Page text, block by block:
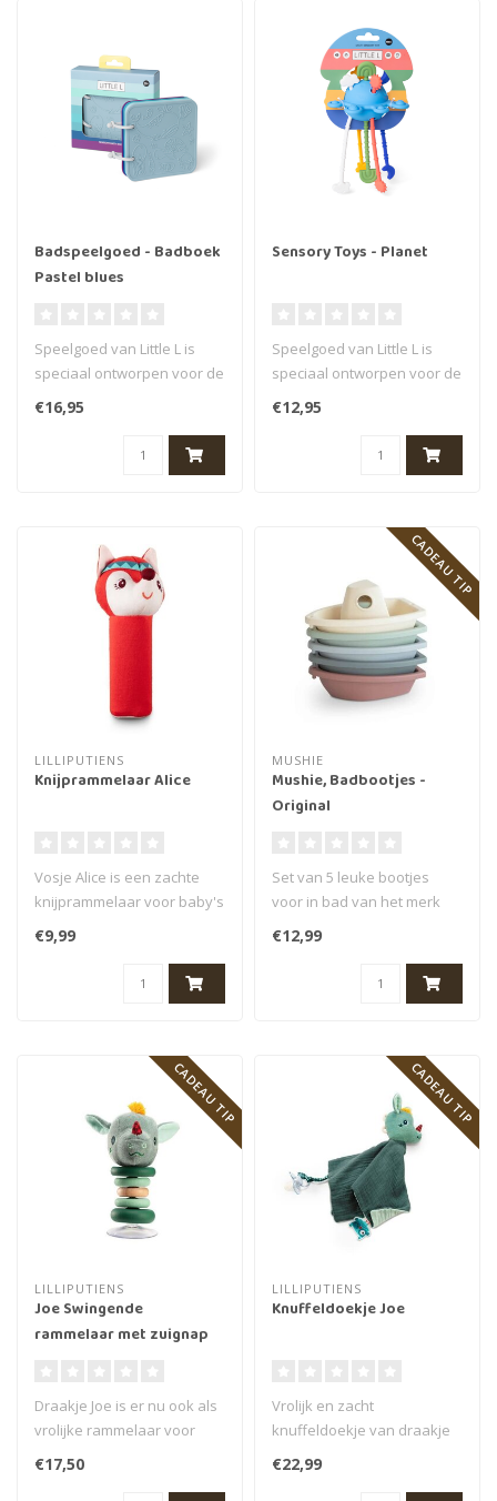
Badspeelgoed - Badboek
Pastel blues
Speelgoed van Little L is
speciaal ontworpen voor de
allerkleinsten. Al hun prod..
€16,95
Sensory Toys - Planet
Speelgoed van Little L is
speciaal ontworpen voor de
allerkleinsten. Al hun prod..
€12,95
LILLIPUTIENS
Knijprammelaar Alice
Vosje Alice is een zachte
knijprammelaar voor baby's
van het merk Lilliputiens. ..
€9,99
CADEAU TIP
MUSHIE
Mushie, Badbootjes -
Original
Set van 5 leuke bootjes
voor in bad van het merk
Mushie. Deze bootjes kan je
€12,99
CADEAU TIP
LILLIPUTIENS
Joe Swingende
rammelaar met zuignap
Draakje Joe is er nu ook als
vrolijke rammelaar voor
kinderen van het merk Lilli..
€17,50
CADEAU TIP
LILLIPUTIENS
Knuffeldoekje Joe
Vrolijk en zacht
knuffeldoekje van draakje
joe van het merk Lilliputiens.
Dit kn..
€22,99